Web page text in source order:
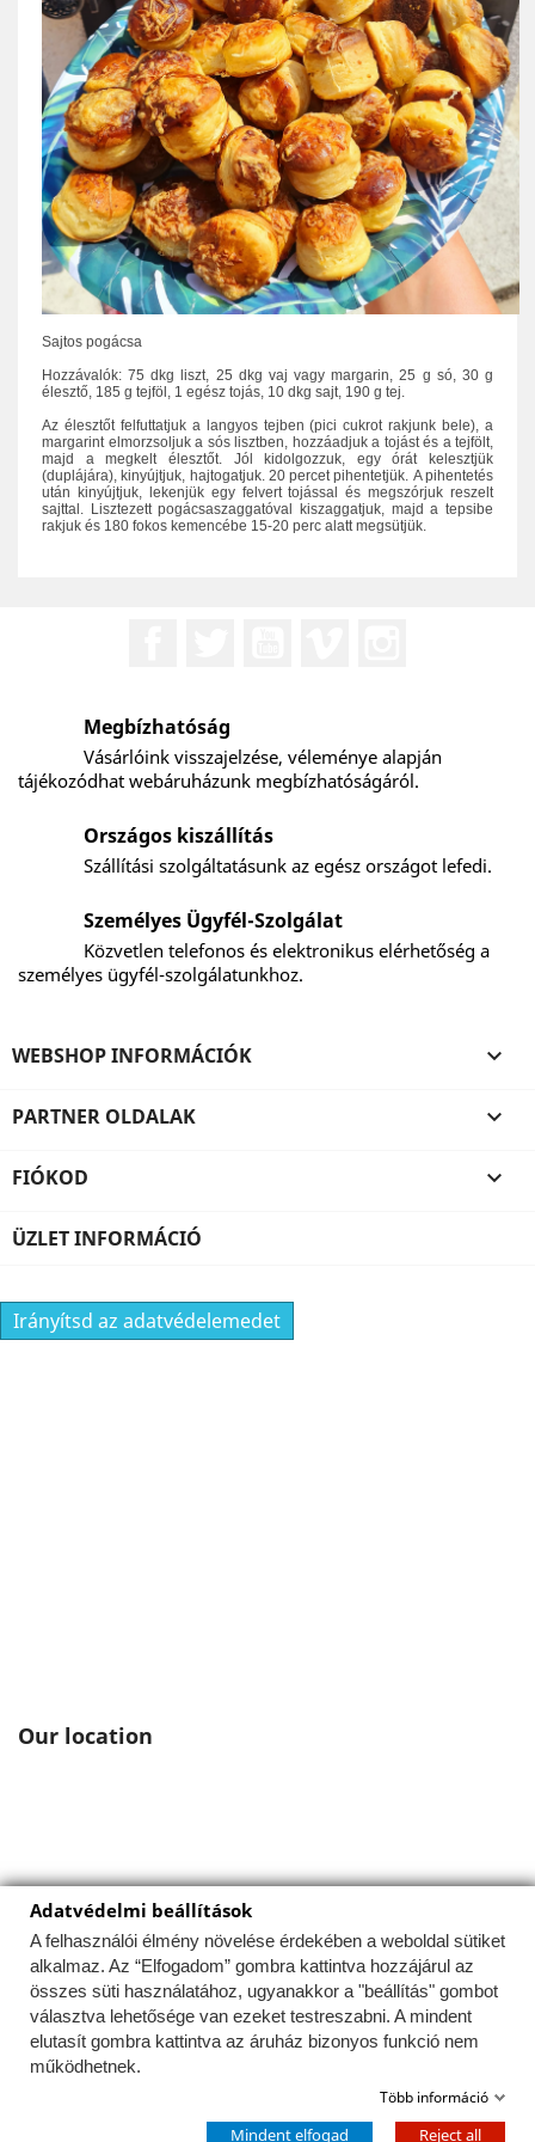
Ez a weboldal a felhasználói élmény optimalizálása
érdekében sütiket használ.
Az Uniós törvények értelmében fel kell hívnunk a
figyelmét arra, hogy ez a weboldal ún. "cookie"-kat vagy
"sütiket" használ. A sütik apró, tökéletesen veszélytelen
fájlok, amelyeket a weboldal helyez el az Ön
számítógépén, hogy minél egyszerűbbé tegye az Ön
beállításaiban. Amennyiben ezt nem teszi meg, illetve ha
a "X" feliratú gombra kattint, azzal elfogadja a sütik
Sajtos pogácsa
Hozzávalók: 75 dkg liszt, 25 dkg vaj vagy margarin, 25 g só, 30 g
élesztő, 185 g tejföl, 1 egész tojás, 10 dkg sajt, 190 g tej.
Az élesztőt felfuttatjuk a langyos tejben (pici cukrot rakjunk bele), a
margarint elmorzsoljuk a sós lisztben, hozzáadjuk a tojást és a tejfölt,
majd a megkelt élesztőt. Jól kidolgozzuk, egy órát kelesztjük
(duplájára), kinyújtjuk, hajtogatjuk. 20 percet pihentetjük. A pihentetés
után kinyújtjuk, lekenjük egy felvert tojással és megszórjuk reszelt
sajttal. Lisztezett pogácsaszaggatóval kiszaggatjuk, majd a tepsibe
rakjuk és 180 fokos kemencébe 15-20 perc alatt megsütjük.
Megbízhatóság
Vásárlóink visszajelzése, véleménye alapján
tájékozódhat webáruházunk megbízhatóságáról.
Országos kiszállítás
Szállítási szolgáltatásunk az egész országot lefedi.
Személyes Ügyfél-Szolgálat
Közvetlen telefonos és elektronikus elérhetőség a
személyes ügyfél-szolgálatunkhoz.
WEBSHOP INFORMÁCIÓK 
PARTNER OLDALAK 
FIÓKOD 
ÜZLET INFORMÁCIÓ
Irányítsd az adatvédelemedet
Our location
© 2026 - kandallo-futar.hu
Adatvédelmi beállítások
A felhasználói élmény növelése érdekében a weboldal sütiket
alkalmaz. Az “Elfogadom” gombra kattintva hozzájárul az
összes süti használatához, ugyanakkor a "beállítás" gombot
választva lehetősége van ezeket testreszabni. A mindent
elutasít gombra kattintva az áruház bizonyos funkció nem
működhetnek.
Több információ
Mindent elfogad Reject all